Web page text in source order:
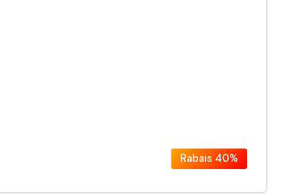
Rabais 40%